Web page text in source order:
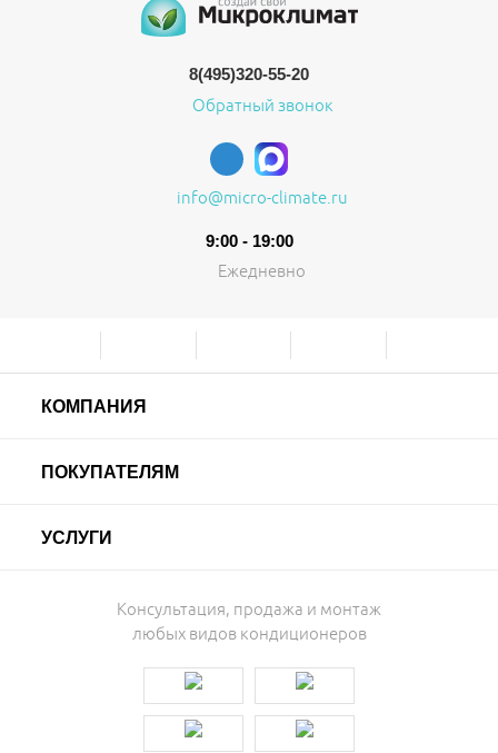
8(495)320-55-20
Обратный звонок
info@micro-climate.ru
9:00 - 19:00
Ежедневно
КОМПАНИЯ
ПОКУПАТЕЛЯМ
УСЛУГИ
Консультация, продажа и монтаж
любых видов кондиционеров